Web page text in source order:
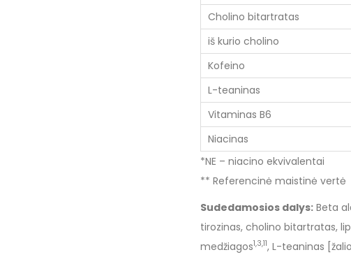
Cholino bitartratas
iš kurio cholino
Kofeino
L-teaninas
Vitaminas B6
Niacinas
*NE – niacino ekvivalentai
** Referencinė maistinė vertė
Sudedamosios dalys: Beta
tirozinas, cholino bitartratas,
medžiagos1,3,11, L-teaninas